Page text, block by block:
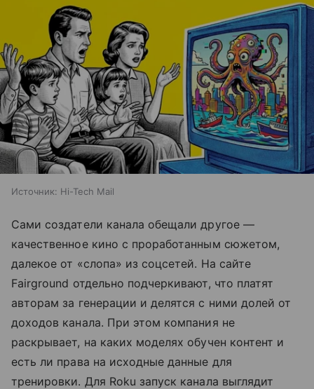
Источник: Hi-Tech Mail
Сами создатели канала обещали другое —
качественное кино с проработанным сюжетом,
далекое от «слопа» из соцсетей. На сайте
Fairground отдельно подчеркивают, что платят
авторам за генерации и делятся с ними долей от
доходов канала. При этом компания не
раскрывает, на каких моделях обучен контент и
есть ли права на исходные данные для
тренировки. Для Roku запуск канала выглядит